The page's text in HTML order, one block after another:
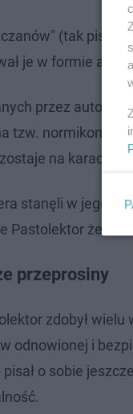
(tak piszą
je w formie
przez autora
tzw. normikom
na
stanęli w jego
Pastolektor
przeprosiny
zdobył
odnowionej i
o sobie